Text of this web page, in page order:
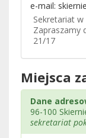
e-mail:
Sekretariat w
Zapraszamy
21/17
Miejsca
Dane
96-100
sekretariat